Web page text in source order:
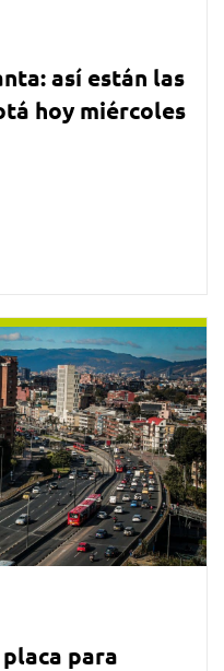
así están las
hoy miércoles
para